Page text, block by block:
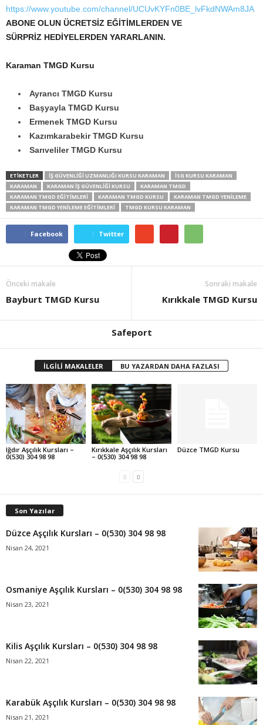
https://www.youtube.com/channel/UCUvKYFn0BE_lvFkdNWAm8JA
ABONE OLUN ÜCRETSİZ EĞİTİMLERDEN VE
SÜRPRİZ HEDİYELERDEN YARARLANIN.
Karaman TMGD Kursu
Ayrancı TMGD Kursu
Başyayla TMGD Kursu
Ermenek TMGD Kursu
Kazımkarabekir TMGD Kursu
Sarıveliler TMGD Kursu
ETİKETLER İŞ GÜVENLIĞI UZMANLIĞI KURSU KARAMAN
İSG KURSU KARAMAN
KARAMAN
KARAMAN İŞ GÜVENLIĞI KURSU
KARAMAN TMGD
KARAMAN TMGD EĞITIMLERI
KARAMAN TMGD KURSU
KARAMAN TMGD YENILEME
KARAMAN TMGD YENILEME EĞITIMLERI
TMGD KURSU KARAMAN
Facebook Twitter
Önceki makale
Bayburt TMGD Kursu
Sonraki makale
Kırıkkale TMGD Kursu
Safeport
İLGİLİ MAKALELER BU YAZARDAN DAHA FAZLASI
Iğdır Aşçılık Kursları –
0(530) 304 98 98
Kırıkkale Aşçılık Kursları
– 0(530) 304 98 98
Düzce TMGD Kursu
Son Yazılar
Düzce Aşçılık Kursları – 0(530) 304 98 98
Nisan 24, 2021
Osmaniye Aşçılık Kursları – 0(530) 304 98 98
Nisan 23, 2021
Kilis Aşçılık Kursları – 0(530) 304 98 98
Nisan 22, 2021
Karabük Aşçılık Kursları – 0(530) 304 98 98
Nisan 21, 2021